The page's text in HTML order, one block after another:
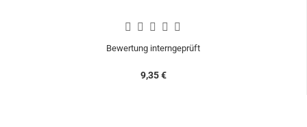
Bewertung interngeprüft
9,35 €